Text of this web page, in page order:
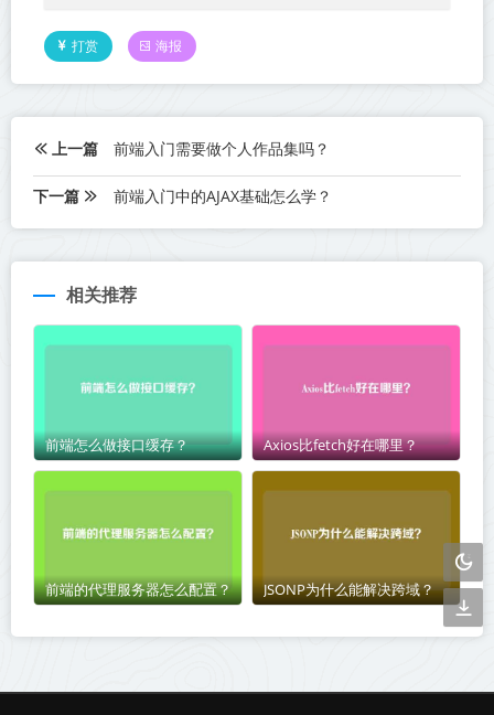
打赏 海报
上一篇 前端入门需要做个人作品集吗？
下一篇 前端入门中的AJAX基础怎么学？
相关推荐
前端怎么做接口缓存？ Axios比fetch好在哪里？
前端的代理服务器怎么配置？ JSONP为什么能解决跨域？